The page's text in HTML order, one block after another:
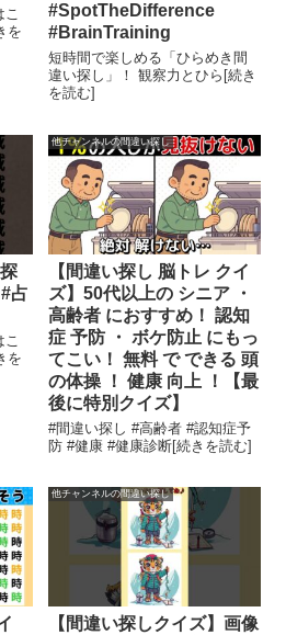
を
#SpotTheDifference
#BrainTraining
短時間で楽しめる「ひらめき間
違い探し」！ 観察力とひら[続き
を読む]
占
を
他チャンネルの間違い探し
【間違い探し 脳トレ クイ
ズ】50代以上の シニア ・
高齢者 におすすめ！ 認知
症 予防 ・ ボケ防止 にもっ
てこい！ 無料 で できる 頭
の体操 ！ 健康 向上 ！【最
後に特別クイズ】
#間違い探し #高齢者 #認知症予
防 #健康 #健康診断[続きを読む]
他チャンネルの間違い探し
【間違い探しクイズ】画像